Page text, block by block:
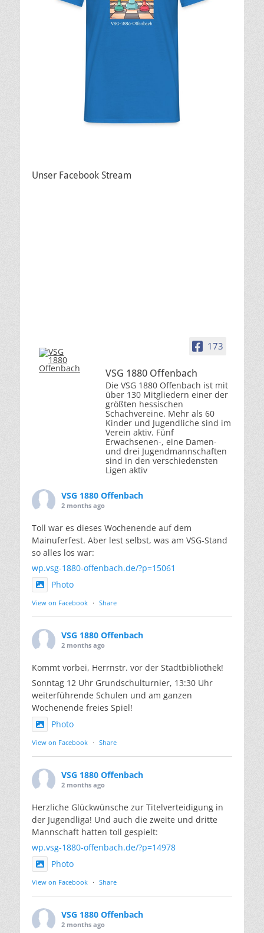
Unser Facebook Stream
173
VSG 1880 Offenbach
Die VSG 1880 Offenbach ist mit
über 130 Mitgliedern einer der
größten hessischen
Schachvereine. Mehr als 60
Kinder und Jugendliche sind im
Verein aktiv. Fünf
Erwachsenen-, eine Damen-
und drei Jugendmannschaften
sind in den verschiedensten
Ligen aktiv
VSG 1880 Offenbach
2 months ago
Toll war es dieses Wochenende auf dem
Mainuferfest. Aber lest selbst, was am VSG-Stand
so alles los war:
wp.vsg-1880-offenbach.de/?p=15061
Photo
View on Facebook · Share
VSG 1880 Offenbach
2 months ago
Kommt vorbei, Herrnstr. vor der Stadtbibliothek!
Sonntag 12 Uhr Grundschulturnier, 13:30 Uhr
weiterführende Schulen und am ganzen
Wochenende freies Spiel!
Photo
View on Facebook · Share
VSG 1880 Offenbach
2 months ago
Herzliche Glückwünsche zur Titelverteidigung in
der Jugendliga! Und auch die zweite und dritte
Mannschaft hatten toll gespielt:
wp.vsg-1880-offenbach.de/?p=14978
Photo
View on Facebook · Share
VSG 1880 Offenbach
2 months ago